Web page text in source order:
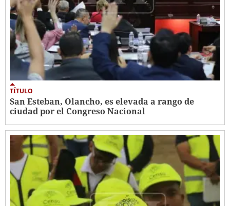
TÍTULO
San Esteban, Olancho, es elevada a rango de
ciudad por el Congreso Nacional